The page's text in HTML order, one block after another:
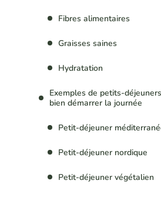
Fibres alimentaires
Graisses saines
Hydratation
Exemples de petits-
bien démarrer la journée
Petit-déjeuner
Petit-déjeuner nordique
Petit-déjeuner végétalien